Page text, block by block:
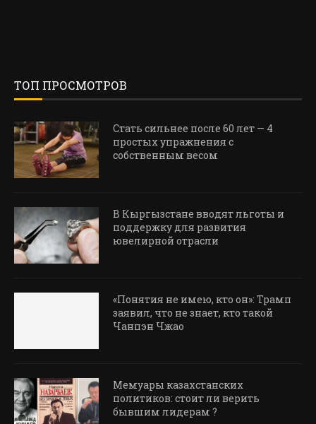
ТОП ПРОСМОТРОВ
Стать сильнее после 60 лет — 4
простых упражнения с
собственным весом
В Кыргызстане вводят льготы и
поддержку для развития
ювелирной отрасли
«Понятия не имею, кто он»: Трамп
заявил, что не знает, кто такой
Чанпэн Чжао
Мемуары казахстанских
политиков: стоит ли верить
бывшим лидерам ?